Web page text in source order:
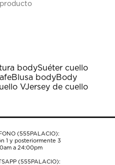
bodySuéter cuello
Blusa bodyBody
VJersey de cuello
(555PALACIO):
1 y posteriormente 3
a 24:00pm
(555PALACIO):